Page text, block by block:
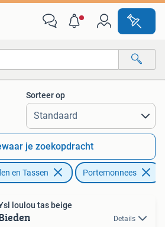
Alle afstanden…
Sorteer op
je zoekopdracht
en Tassen Portemonnees
loulou tas beige
Details